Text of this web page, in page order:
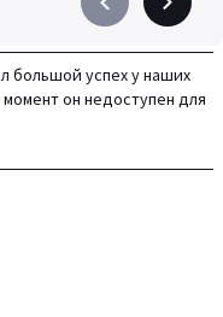
Précédent
à
gauche
Suivant
à
droite
большой успех у наших
он недоступен для